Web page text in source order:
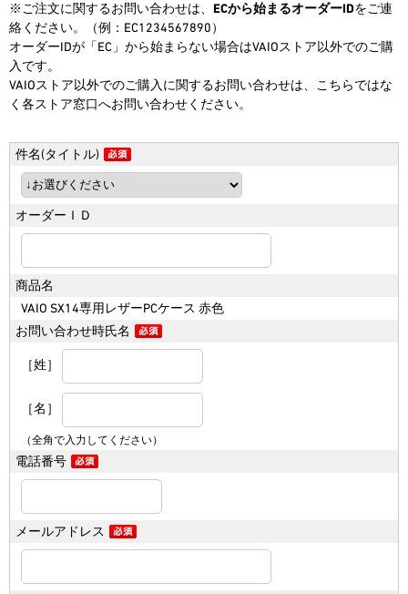
2026.6.18
【期間限定】アウトレットセー
ル！
今だけさらにお得なOUTLET SALE！
※2026/8/31（月）午前9:59まで
※ご注文に関するお問い合わせは、 ECから始まるオーダーIDをご連
絡ください。（例：EC1234567890）
オーダーIDが「EC」から始まらない場合はVAIOストア以外でのご購
入です。
VAIOストア以外でのご購入に関するお問い合わせは、こちらではな
く各ストア窓口へお問い合わせください。
件名(タイトル)
オーダーＩＤ
商品名
VAIO SX14専用レザーPCケース 赤色
お問い合わせ時氏名
［姓］
［名］
（全角で入力してください）
電話番号
メールアドレス